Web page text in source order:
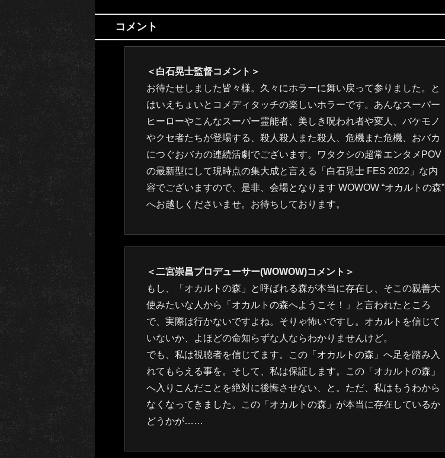
コメント
＜白石晃士監督コメント＞
お待たせしました皆々様。久々にホラーに舞い戻って参りました。と
はいえちょいとコメディタッチの楽しいホラーです。あんなスーパー
ヒーローやこんなスーパー霊能者、美しき呪われ者や変人、バケモノ
やクセ者たちが登場する、殺人殺人また殺人、危機また危機、おバカ
につぐおバカの連続活劇でございます。ワタクシの超常エンタメPOV
の最新型にして現時点の集大成と言える「白石晃士 FES 2022」な内
容でございますので、是非、会場となります WOWOW “オカルトの森”
へお越しくださいませ。お待ちしております。
＜二宮崇昌プロデューサー(WOWOW)コメント＞
もし、「オカルトの森」と呼ばれる森が本当に存在し、そこの親善大
使みたいな人から「オカルトの森へようこそ！」と言われたところ
で、実際は行かないですよね。そりゃ怖いですし。オカルトを信じて
いないか、よほどの命知らずな人ならわかりませんけど。
でも、私は視聴者を信じてます。この「オカルトの森」へ足を踏み入
れてもらえる事を。そして、私は保証します。この「オカルトの森」
へ入りこんだことを絶対に後悔させない、と。ただ、私はもうわから
なくなってきました。この「オカルトの森」が本当に存在しているか
どうかが……